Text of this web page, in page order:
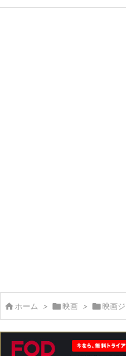
 ホーム > 映画 > 映画